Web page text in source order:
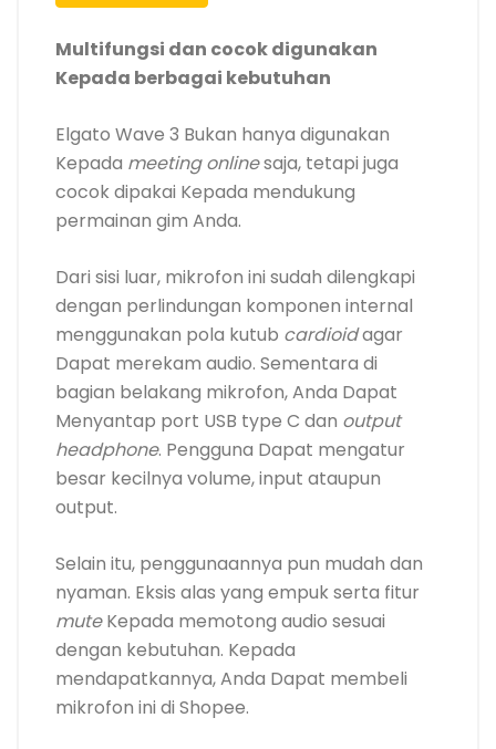
Multifungsi dan cocok digunakan
Kepada berbagai kebutuhan
Elgato Wave 3 Bukan hanya digunakan
Kepada meeting onlinesaja, tetapi juga
cocok dipakai Kepada mendukung
permainan gim Anda.
Dari sisi luar, mikrofon ini sudah dilengkapi
dengan perlindungan komponen internal
menggunakan pola kutub cardioidagar
Dapat merekam audio. Sementara di
bagian belakang mikrofon, Anda Dapat
Menyantap port USB type C dan output
headphone. Pengguna Dapat mengatur
besar kecilnya volume, input ataupun
output.
Selain itu, penggunaannya pun mudah dan
nyaman. Eksis alas yang empuk serta fitur
muteKepada memotong audio sesuai
dengan kebutuhan. Kepada
mendapatkannya, Anda Dapat membeli
mikrofon ini di Shopee.